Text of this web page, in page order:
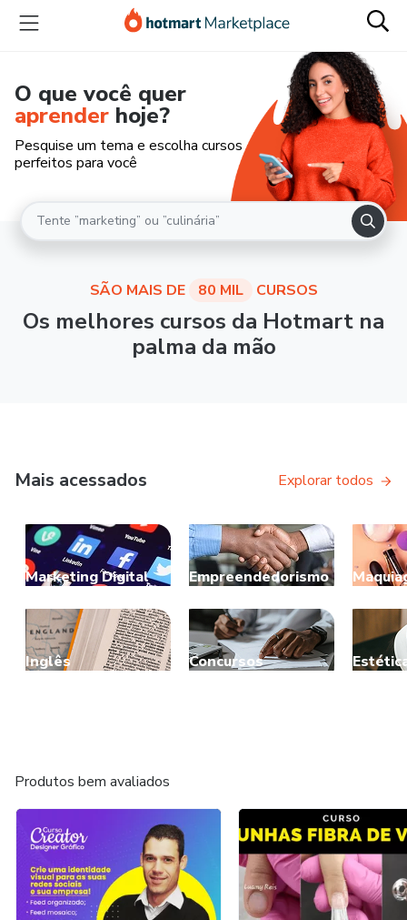
O que você quer
aprender hoje?
Pesquise um tema e escolha cursos
perfeitos para você
SÃO MAIS DE 80 MIL CURSOS
Os melhores cursos da Hotmart na
palma da mão
Mais acessados Explorar todos
Marketing Digital Empreendedorismo
Inglês Concursos
Produtos bem avaliados